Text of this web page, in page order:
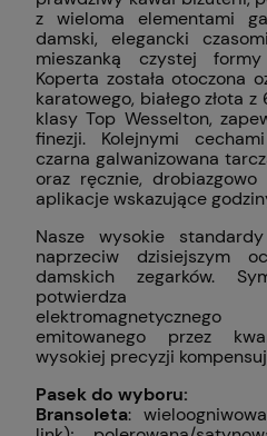
z wieloma elementami
damski, elegancki
mieszanką czystej
Koperta została otoczona
karatowego, białego złota
klasy Top Wesselton,
finezji. Kolejnymi
czarna galwanizowana
oraz ręcznie,
aplikacje wskazujące
Nasze wysokie
naprzeciw dzisiejszym
damskich zegarków.
potwierdza
emitowanego przez
wysokiej precyzji
Pasek do wyboru:
Bransoleta: